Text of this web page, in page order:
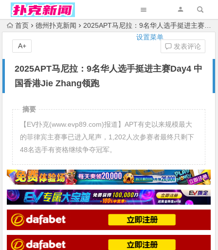
设置菜单
首页 德州扑克新闻 2025APT马尼拉：9名华人选手挺进主赛Day4 中国香港Jie Zhang领跑
2025APT马尼拉：9名华人选手挺进主赛Day4 中
国香港Jie Zhang领跑
发表评论
A+
摘要
【EV扑克(www.evp89.com)报道】APT有史以来规模最大
的菲律宾主赛事已进入尾声，1,202人次参赛者最终只剩下
48名选手有资格继续争夺冠军。